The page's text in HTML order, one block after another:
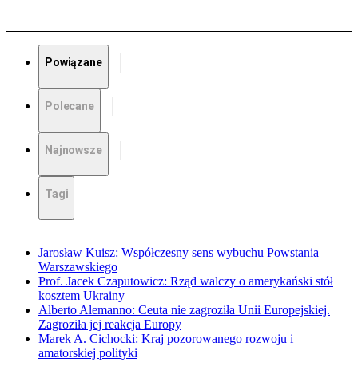
Powiązane
Polecane
Najnowsze
Tagi
Jarosław Kuisz: Współczesny sens wybuchu Powstania
Warszawskiego
Prof. Jacek Czaputowicz: Rząd walczy o amerykański stół
kosztem Ukrainy
Alberto Alemanno: Ceuta nie zagroziła Unii Europejskiej.
Zagroziła jej reakcja Europy
Marek A. Cichocki: Kraj pozorowanego rozwoju i
amatorskiej polityki